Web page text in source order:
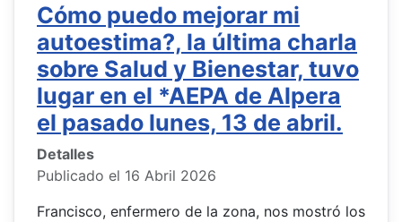
Cómo puedo mejorar mi
autoestima?, la última charla
sobre Salud y Bienestar, tuvo
lugar en el *AEPA de Alpera
el pasado lunes, 13 de abril.
Detalles
Publicado el 16 Abril 2026
Francisco, enfermero de la zona, nos mostró los